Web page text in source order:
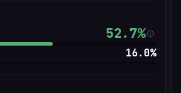
52.7%
16.0%